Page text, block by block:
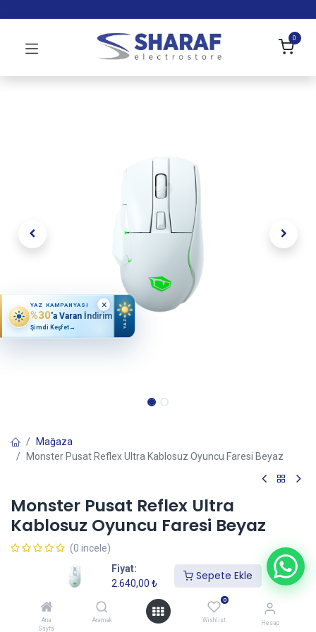
Fiyat:
2.640,00 ₺
Sepete Ekle
Ana
Sayfa
Aramak
0
Wishlist Hesap
0
Mağaza
Monster Pusat Reflex Ultra Kablosuz Oyuncu Faresi Beyaz
Monster Pusat Reflex Ultra
Kablosuz Oyuncu Faresi Beyaz
(0 incele)
₺
Sepete Ekle
YAZ KAMPANYASI
%30'a Varan İndirim
Şimdi Keşfet→ YAZ
×